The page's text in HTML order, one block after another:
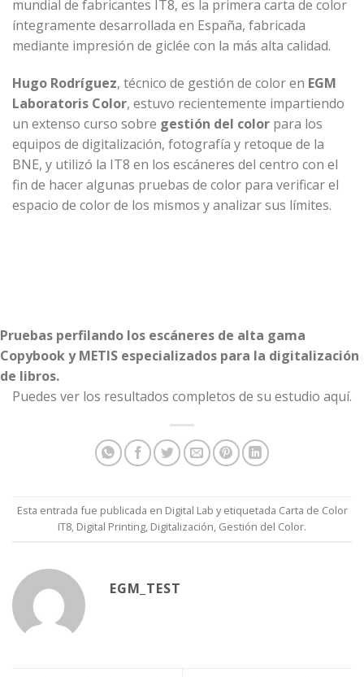
mundial de fabricantes IT8, es la primera carta de color
íntegramente desarrollada en España, fabricada
mediante impresión de giclée con la más alta calidad.
Hugo Rodríguez, técnico de gestión de color en EGM
Laboratoris Color, estuvo recientemente impartiendo
un extenso curso sobre gestión del color para los
equipos de digitalización, fotografía y retoque de la
BNE, y utilizó la IT8 en los escáneres del centro con el
fin de hacer algunas pruebas de color para verificar el
espacio de color de los mismos y analizar sus límites.
Pruebas perfilando los escáneres de alta gama
Copybook y METIS especializados para la digitalización
de libros.
Puedes ver los resultados completos de su estudio aquí.
Esta entrada fue publicada en Digital Lab y etiquetada Carta de Color
IT8, Digital Printing, Digitalización, Gestión del Color.
EGM_TEST